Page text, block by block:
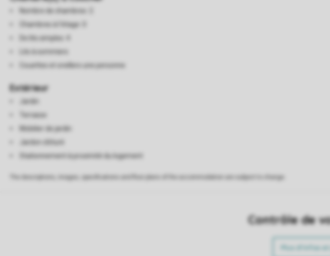
Nombre de chambres: 2
Chambres à l'étage: 0
De lits simples: 4
Lits à sommiers
Couettes et oreillers une personne
Extérieur
Jardin
Terrasse
Mobilier de jardin
Jardon clôturé
Stationnement à proximité du logement
Contrôle de
Plus d’infos